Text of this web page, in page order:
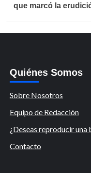
que marcó la
Quiénes Somos
Sobre Nosotros
Equipo de Redacción
¿Deseas reproducir una
Contacto